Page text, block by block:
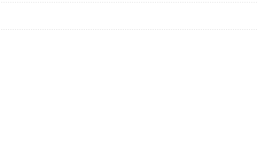
asfáltica em Mapele